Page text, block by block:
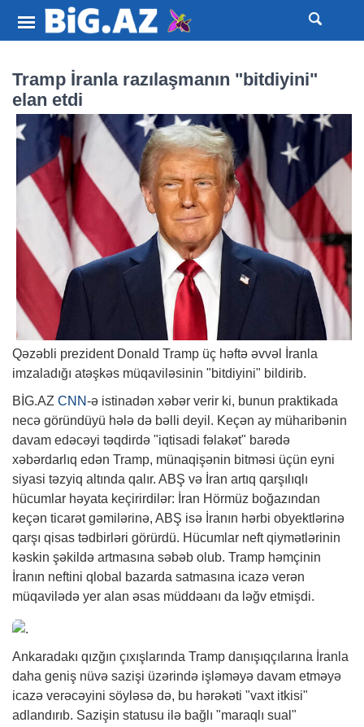
Tramp İranla razılaşmanın "bitdiyini"
elan etdi
Qəzəbli prezident Donald Tramp üç həftə əvvəl İranla
imzaladığı atəşkəs müqaviləsinin "bitdiyini" bildirib.
BİG.AZ CNN-ə istinadən xəbər verir ki, bunun praktikada
necə göründüyü hələ də bəlli deyil. Keçən ay müharibənin
davam edəcəyi təqdirdə "iqtisadi fəlakət" barədə
xəbərdarlıq edən Tramp, münaqişənin bitməsi üçün eyni
siyasi təzyiq altında qalır. ABŞ və İran artıq qarşılıqlı
hücumlar həyata keçirirdilər: İran Hörmüz boğazından
keçən ticarət gəmilərinə, ABŞ isə İranın hərbi obyektlərinə
qarşı qisas tədbirləri görürdü. Hücumlar neft qiymətlərinin
kəskin şəkildə artmasına səbəb olub. Tramp həmçinin
İranın neftini qlobal bazarda satmasına icazə verən
müqavilədə yer alan əsas müddəanı da ləğv etmişdi.
Ankaradakı qızğın çıxışlarında Tramp danışıqçılarına İranla
daha geniş nüvə sazişi üzərində işləməyə davam etməyə
icazə verəcəyini söyləsə də, bu hərəkəti "vaxt itkisi"
adlandırıb. Sazişin statusu ilə bağlı "maraqlı sual"